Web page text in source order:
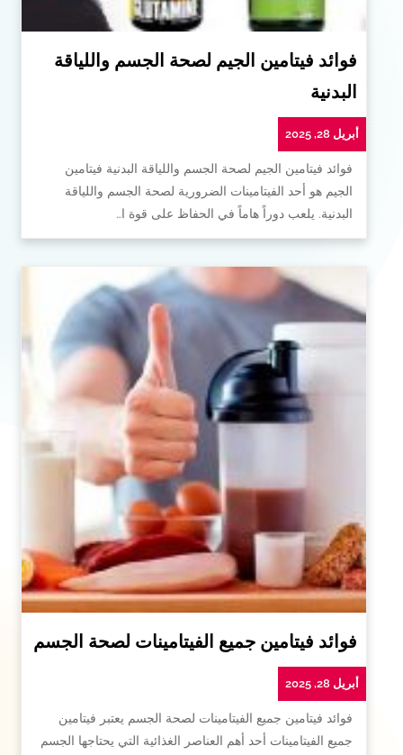
فوائد فيتامين الجيم لصحة الجسم واللياقة
البدنية
أبريل 28, 2025
فوائد فيتامين الجيم لصحة الجسم واللياقة البدنية فيتامين
الجيم هو أحد الفيتامينات الضرورية لصحة الجسم واللياقة
البدنية. يلعب دوراً هاماً في الحفاظ على قوة ا…
فوائد فيتامين جميع الفيتامينات لصحة الجسم
أبريل 28, 2025
فوائد فيتامين جميع الفيتامينات لصحة الجسم يعتبر فيتامين
جميع الفيتامينات أحد أهم العناصر الغذائية التي يحتاجها الجسم